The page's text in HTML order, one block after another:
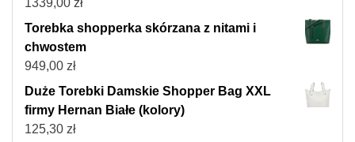
1339,00 zł
Torebka shopperka skórzana z nitami i
chwostem
949,00 zł
Duże Torebki Damskie Shopper Bag XXL
firmy Hernan Białe (kolory)
125,30 zł